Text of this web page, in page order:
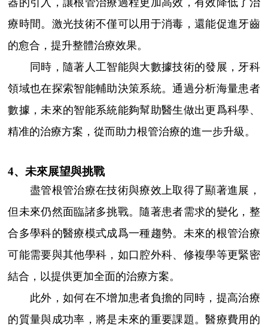
療時間。激光技術不僅可以用于消毒，還能促進牙齒
的愈合，提升整體治療效果。
同時，隨著人工智能與大數據技術的發展，牙科
領域也在探索智能輔助決策系統。通過分析海量患者
數據，未來的智能系統能夠幫助醫生做出更爲科學、
精准的治療方案，從而助力根管治療的進一步升級。
4、未來展望與挑戰
盡管根管治療在技術與療效上取得了顯著進展，
但未來仍然面臨諸多挑戰。隨著患者需求的變化，整
合多學科的醫療模式成爲一種趨勢。未來的根管治療
可能需要與其他學科，如口腔外科、修複學等更緊密
結合，以提供更加全面的治療方案。
此外，如何在不增加患者負擔的同時，提高治療
的質量與成功率，將是未來的重要課題。醫療費用的